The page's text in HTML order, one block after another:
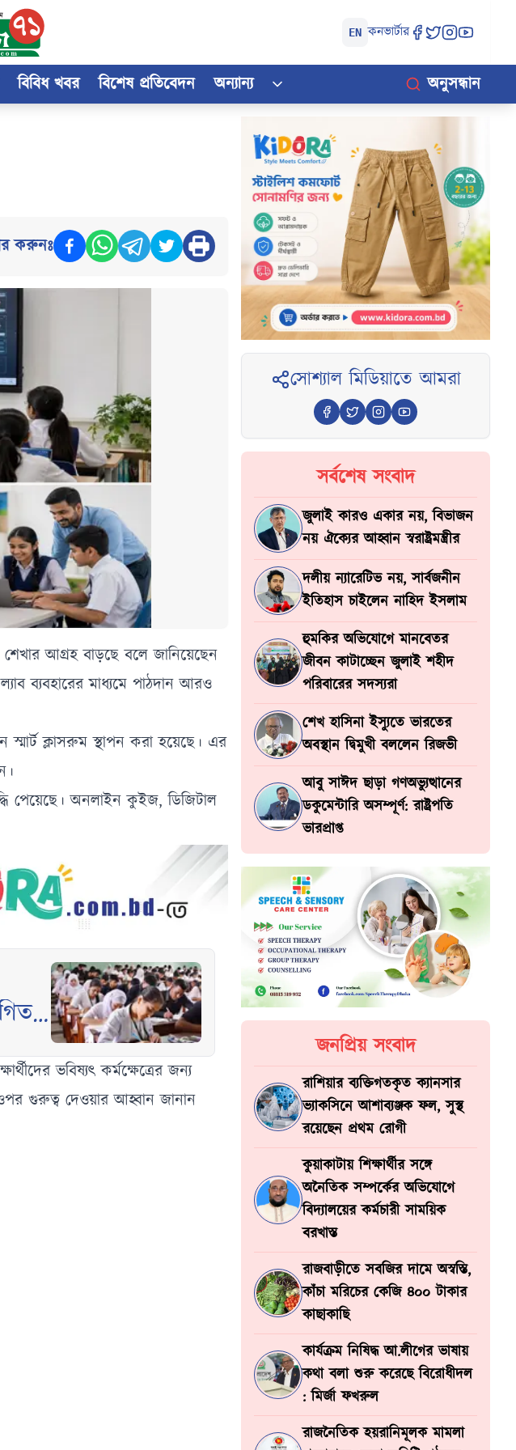
EN কনভার্টার
বিবিধ খবর বিশেষ প্রতিবেদন অন্যান্য অনুসন্ধান
করুনঃ
শেখার আগ্রহ বাড়ছে বলে জানিয়েছেন
ল্যাব ব্যবহারের মাধ্যমে পাঠদান আরও
স্মার্ট ক্লাসরুম স্থাপন করা হয়েছে। এর
পেয়েছে। অনলাইন কুইজ, ডিজিটাল
ভবিষ্যৎ কর্মক্ষেত্রের জন্য
গুরুত্ব দেওয়ার আহ্বান জানান
সোশ্যাল মিডিয়াতে আমরা
সর্বশেষ সংবাদ
জুলাই কারও একার নয়, বিভাজন
নয় ঐক্যের আহ্বান স্বরাষ্ট্রমন্ত্রীর
দলীয় ন্যারেটিভ নয়, সার্বজনীন
ইতিহাস চাইলেন নাহিদ ইসলাম
হুমকির অভিযোগে মানবেতর
জীবন কাটাচ্ছেন জুলাই শহীদ
পরিবারের সদস্যরা
শেখ হাসিনা ইস্যুতে ভারতের
অবস্থান দ্বিমুখী বললেন রিজভী
আবু সাঈদ ছাড়া গণঅভ্যুত্থানের
ডকুমেন্টারি অসম্পূর্ণ: রাষ্ট্রপতি
ভারপ্রাপ্ত
জনপ্রিয় সংবাদ
রাশিয়ার ব্যক্তিগতকৃত ক্যানসার
ভ্যাকসিনে আশাব্যঞ্জক ফল, সুস্থ
রয়েছেন প্রথম রোগী
কুয়াকাটায় শিক্ষার্থীর সঙ্গে
অনৈতিক সম্পর্কের অভিযোগে
বিদ্যালয়ের কর্মচারী সাময়িক
বরখাস্ত
রাজবাড়ীতে সবজির দামে অস্বস্তি,
কাঁচা মরিচের কেজি ৪০০ টাকার
কাছাকাছি
কার্যক্রম নিষিদ্ধ আ.লীগের ভাষায়
কথা বলা শুরু করেছে বিরোধীদল
: মির্জা ফখরুল
রাজনৈতিক হয়রানিমূলক মামলা